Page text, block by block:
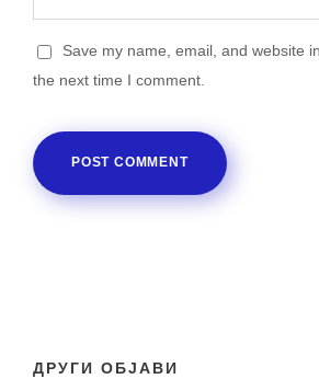
Save my name, email, and website
the next time I comment.
ДРУГИ ОБЈАВИ